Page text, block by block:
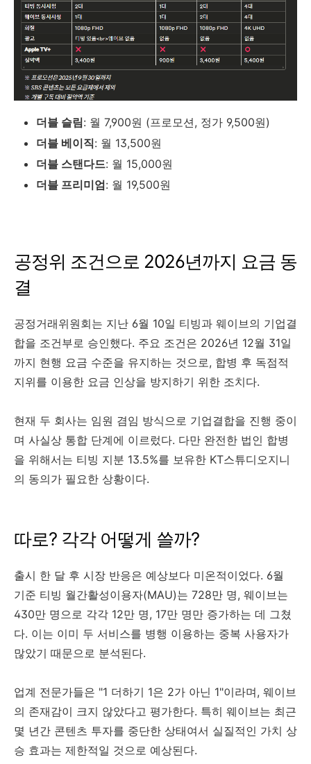
더블 슬림: 월 7,900원 (프로모션, 정가 9,500원)
더블 베이직: 월 13,500원
더블 스탠다드: 월 15,000원
더블 프리미엄: 월 19,500원
공정위 조건으로 2026년까지 요금 동
결
공정거래위원회는 지난 6월 10일 티빙과 웨이브의 기업결
합을 조건부로 승인했다. 주요 조건은 2026년 12월 31일
까지 현행 요금 수준을 유지하는 것으로, 합병 후 독점적
지위를 이용한 요금 인상을 방지하기 위한 조치다.
현재 두 회사는 임원 겸임 방식으로 기업결합을 진행 중이
며 사실상 통합 단계에 이르렀다. 다만 완전한 법인 합병
을 위해서는 티빙 지분 13.5%를 보유한 KT스튜디오지니
의 동의가 필요한 상황이다.
따로? 각각 어떻게 쓸까?
출시 한 달 후 시장 반응은 예상보다 미온적이었다. 6월
기준 티빙 월간활성이용자(MAU)는 728만 명, 웨이브는
430만 명으로 각각 12만 명, 17만 명만 증가하는 데 그쳤
다. 이는 이미 두 서비스를 병행 이용하는 중복 사용자가
많았기 때문으로 분석된다.
업계 전문가들은 "1 더하기 1은 2가 아닌 1"이라며, 웨이브
의 존재감이 크지 않았다고 평가한다. 특히 웨이브는 최근
몇 년간 콘텐츠 투자를 중단한 상태여서 실질적인 가치 상
승 효과는 제한적일 것으로 예상된다.